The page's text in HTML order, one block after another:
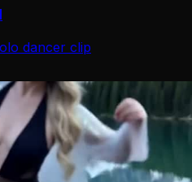
dancer clip